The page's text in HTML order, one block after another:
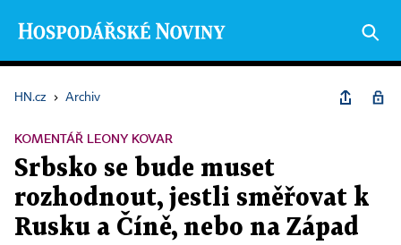
HN.cz › Archiv
KOMENTÁŘ LEONY KOVAR
Srbsko se bude muset
rozhodnout, jestli směřovat k
Rusku a Číně, nebo na Západ